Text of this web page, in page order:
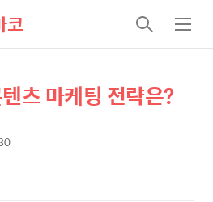
코
검
색
메
뉴
츠 마케팅 전략은?